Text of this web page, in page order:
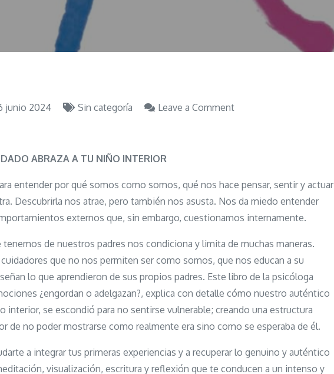
junio 2024 Sin categoría Leave a Commenton
niño
interior:
Nunca
para
sanar
tu
ABRAZA A TU NIÑO INTERIOR
entender por qué somos como somos, qué nos hace pensar, sentir y actuar
Descubrirla nos atrae, pero también nos asusta. Nos da miedo entender
externos que, sin embargo, cuestionamos internamente.
de nuestros padres nos condiciona y limita de muchas maneras.
que no nos permiten ser como somos, que nos educan a su
lo que aprendieron de sus propios padres. Este libro de la psicóloga
¿engordan o adelgazan?, explica con detalle cómo nuestro auténtico
interior, se escondió para no sentirse vulnerable; creando una estructura
de no poder mostrarse como realmente era sino como se esperaba de él.
a integrar tus primeras experiencias y a recuperar lo genuino y auténtico
visualización, escritura y reflexión que te conducen a un intenso y